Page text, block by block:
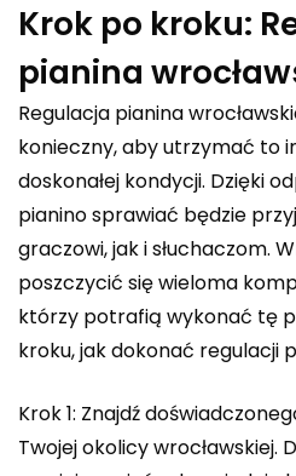
Krok po kroku:
pianina
Regulacja pianina
konieczny, aby utrzymać to
doskonałej kondycji. Dzięki
pianino sprawiać będzie
graczowi, jak i słuchaczom.
poszczycić się wieloma
którzy potrafią wykonać tę
kroku, jak dokonać regulacji
Krok 1: Znajdź
Twojej okolicy wrocławskiej.